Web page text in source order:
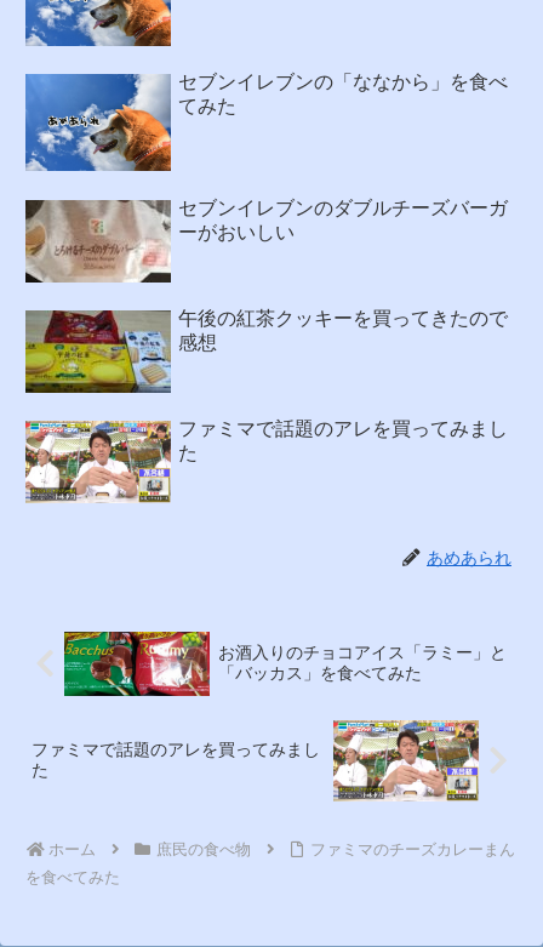
セブンイレブンの「ななから」を食べ
てみた
セブンイレブンのダブルチーズバーガ
ーがおいしい
午後の紅茶クッキーを買ってきたので
感想
ファミマで話題のアレを買ってみまし
た
あめあられ
お酒入りのチョコアイス「ラミー」と
「バッカス」を食べてみた
ファミマで話題のアレを買ってみまし
た
ホーム 庶民の食べ物
ファミマのチーズカレーまん
を食べてみた